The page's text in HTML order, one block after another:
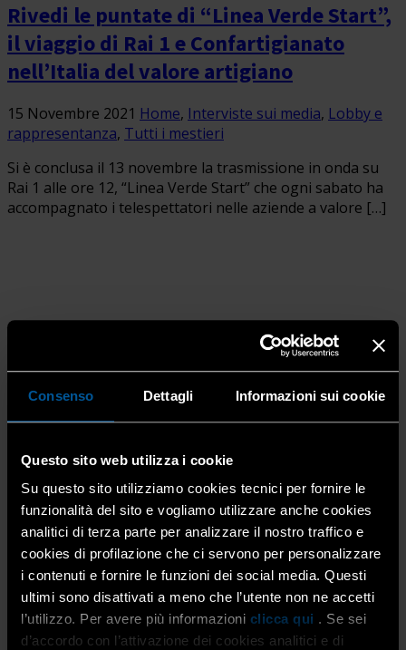
Consenso Dettagli Informazioni sui cookie
Questo sito web utilizza i cookie
Su questo sito utilizziamo cookies tecnici per fornire le
funzionalità del sito e vogliamo utilizzare anche cookies
analitici di terza parte per analizzare il nostro traffico e
cookies di profilazione che ci servono per personalizzare
i contenuti e fornire le funzioni dei social media. Questi
ultimi sono disattivati a meno che l’utente non ne accetti
l’utilizzo. Per avere più informazioni clicca qui . Se sei
d’accordo con l’attivazione dei cookies analitici e di
Rivedi le puntate di “Linea Verde Start”,
il viaggio di Rai 1 e Confartigianato
nell’Italia del valore artigiano
15 Novembre 2021 Home, Interviste sui media, Lobby e
rappresentanza, Tutti i mestieri
Si è conclusa il 13 novembre la trasmissione in onda su
Rai 1 alle ore 12, “Linea Verde Start” che ogni sabato ha
accompagnato i telespettatori nelle aziende a valore […]
Il bilancio della Settimana per l’Energia
su Eco.Bergamo di novembre
gas, Home, Impiantistica,Innovazione e Competitività
Lobby e rappresentanza,Pubblicazioni e media,Tutti i
mestieri
È uscito il numero di novembre di Eco.Bergamo, l’allegato
mensile al quotidiano L’Eco di Bergamo dedicato ai temi
del green e della sostenibilità. All’interno, due pagine
sono dedicate al […]